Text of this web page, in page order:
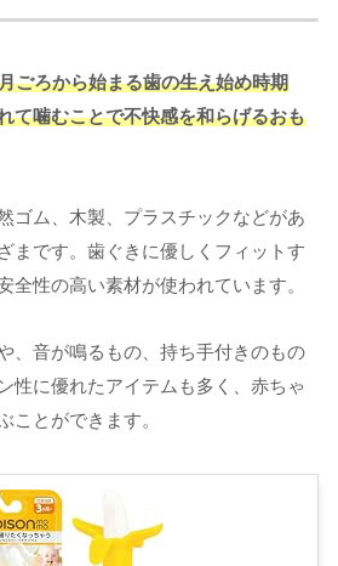
ごろから始まる歯の生え始め時期
て噛むことで不快感を和らげるおも
ゴム、木製、プラスチックなどがあ
まです。歯ぐきに優しくフィットす
全性の高い素材が使われています。
、音が鳴るもの、持ち手付きのもの
性に優れたアイテムも多く、赤ちゃ
ことができます。